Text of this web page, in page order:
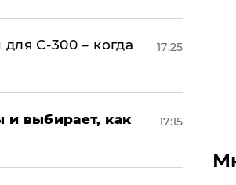
С-300 – когда
17:25
и выбирает, как
17:15